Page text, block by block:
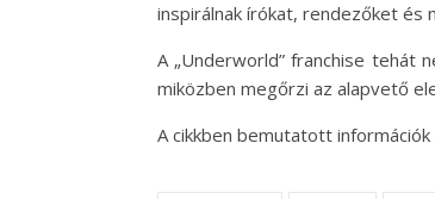
inspirálnak írókat, rendezőket és
A „Underworld” franchise tehát
miközben megőrzi az alapvető
A cikkben bemutatott